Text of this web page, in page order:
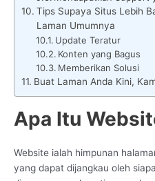
Tips Supaya Situs Lebih
Laman Umumnya
Update Teratur
Konten yang Bagus
Memberikan Solusi
Buat Laman Anda Kini,
Apa Itu
Website ialah himpunan
yang dapat dijangkau oleh